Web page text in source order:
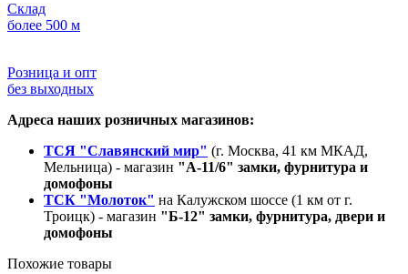
Склад
более 500 м
Розница и опт
без выходных
Адреса наших розничных магазинов:
ТСЯ "Славянский мир" (г. Москва, 41 км МКАД,
Мельница) - магазин "А-11/6" замки, фурнитура и
домофоны
ТСК "Молоток" на Калужском шоссе (1 км от г.
Троицк) - магазин "Б-12" замки, фурнитура, двери и
домофоны
Похожие товары